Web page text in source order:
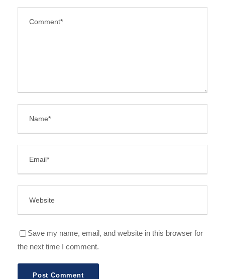
Save my name, email, and website in this browser for
the next time I comment.